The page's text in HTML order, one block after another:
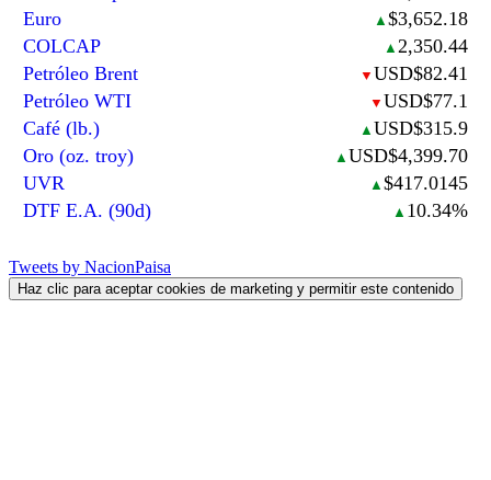
Euro
▲ $3,652.18
COLCAP
▲ 2,350.44
Petróleo Brent
▼ USD$82.41
Petróleo WTI
▼ USD$77.1
Café (lb.)
▲ USD$315.9
Oro (oz. troy)
▲ USD$4,399.70
UVR
▲ $417.0145
DTF E.A. (90d)
▲ 10.34%
Tweets by NacionPaisa
Haz clic para aceptar cookies de marketing y permitir este contenido